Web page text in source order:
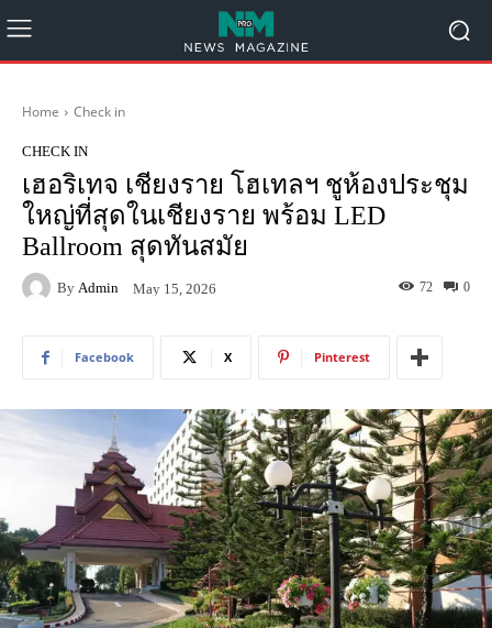
Home Check in
CHECK IN
เฮอริเทจ เชียงราย โฮเทลฯ ชูห้องประชุม
ใหญ่ที่สุดในเชียงราย พร้อม LED
Ballroom สุดทันสมัย
By Admin May 15, 2026 0
72
Facebook X Pinterest